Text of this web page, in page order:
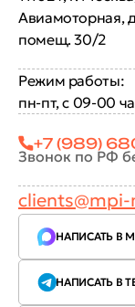
Авиамоторная,
помещ. 30/2
Режим работы:
пн-пт, с 09-00
+7 (989)
Звонок по РФ
НАПИСАТЬ В
НАПИСАТЬ В